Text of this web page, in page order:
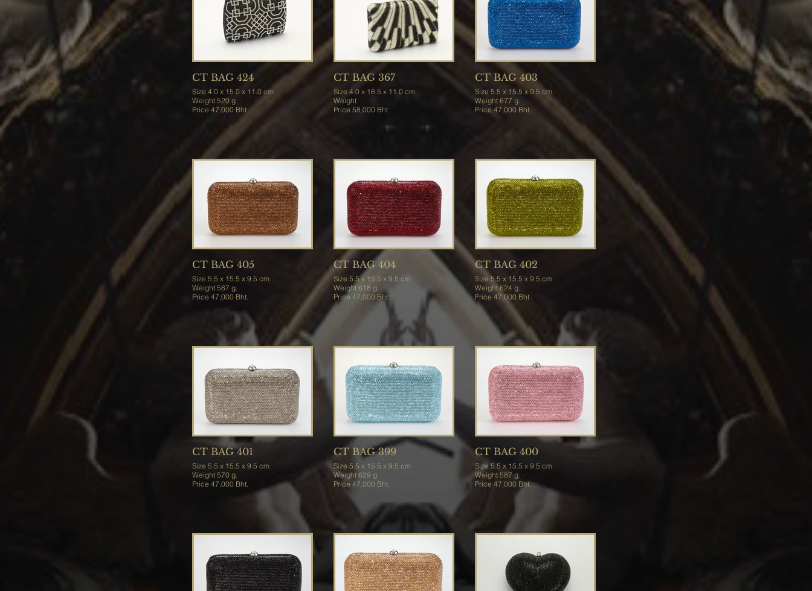
CT BAG 424
Size 4.0 x 15.0 x 11.0 cm
Weight 520 g
Price 47,000 Bht
CT BAG 367
Size 4.0 x 16.5 x 11.0 cm
Weight
Price 58,000 Bht
CT BAG 403
Size 5.5 x 15.5 x 9.5 cm
Weight 677 g.
Price 47,000 Bht.
CT BAG 405
Size 5.5 x 15.5 x 9.5 cm
Weight 587 g.
Price 47,000 Bht.
CT BAG 404
Size 5.5 x 15.5 x 9.5 cm
Weight 618 g.
Price 47,000 Bht.
CT BAG 402
Size 5.5 x 15.5 x 9.5 cm
Weight 624 g.
Price 47,000 Bht .
CT BAG 401
Size 5.5 x 15.5 x 9.5 cm
Weight 570 g.
Price 47,000 Bht.
CT BAG 399
Size 5.5 x 15.5 x 9.5 cm
Weight 629 g.
Price 47,000 Bht.
CT BAG 400
Size 5.5 x 15.5 x 9.5 cm
Weight 587 g.
Price 47,000 Bht.